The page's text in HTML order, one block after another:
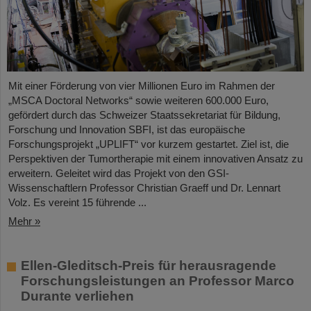
Mit einer Förderung von vier Millionen Euro im Rahmen der
„MSCA Doctoral Networks“ sowie weiteren 600.000 Euro,
gefördert durch das Schweizer Staatssekretariat für Bildung,
Forschung und Innovation SBFI, ist das europäische
Forschungsprojekt „UPLIFT“ vor kurzem gestartet. Ziel ist, die
Perspektiven der Tumortherapie mit einem innovativen Ansatz zu
erweitern. Geleitet wird das Projekt von den GSI-
Wissenschaftlern Professor Christian Graeff und Dr. Lennart
Volz. Es vereint 15 führende ...
Mehr »
Ellen-Gleditsch-Preis für herausragende
Forschungsleistungen an Professor Marco
Durante verliehen